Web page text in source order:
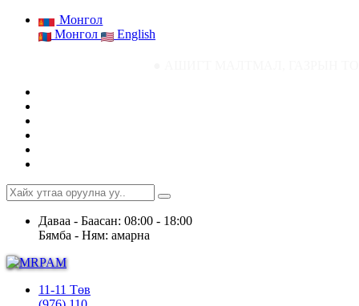
Монгол
Монгол
English
Даваа - Баасан: 08:00 - 18:00
Бямба - Ням: амарна
11-11 Төв